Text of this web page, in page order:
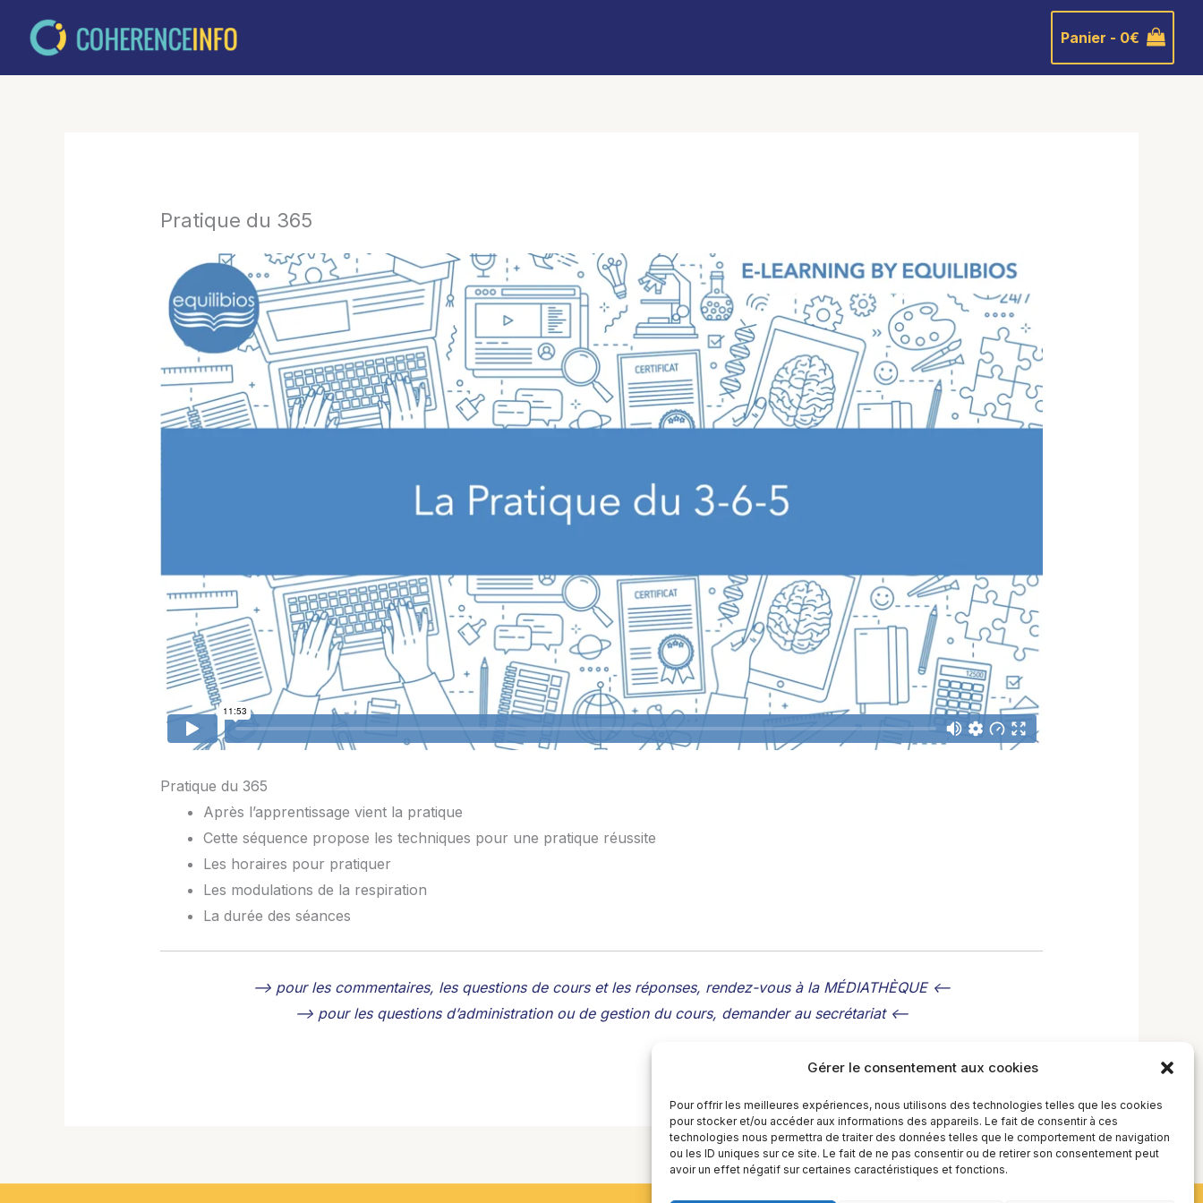
Gérer le consentement aux cookies
Pour offrir les meilleures expériences, nous utilisons des technologies telles que les cookies
pour stocker et/ou accéder aux informations des appareils. Le fait de consentir à ces
technologies nous permettra de traiter des données telles que le comportement de navigation
ou les ID uniques sur ce site. Le fait de ne pas consentir ou de retirer son consentement peut
avoir un effet négatif sur certaines caractéristiques et fonctions.
Panier - 0€
Pratique du 365
Pratique du 365
Après l’apprentissage vient la pratique
Cette séquence propose les techniques pour une pratique réussite
Les horaires pour pratiquer
Les modulations de la respiration
La durée des séances
–> pour les commentaires, les questions de cours et les réponses, rendez-vous à la MÉDIATHÈQUE <--
–> pour les questions d’administration ou de gestion du cours, demander au secrétariat <--